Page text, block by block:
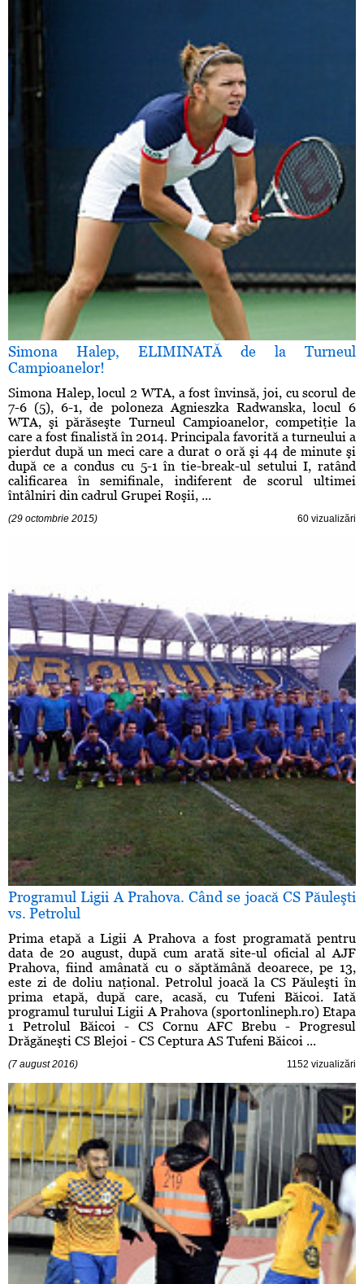
Simona Halep, ELIMINATĂ de la Turneul
Campioanelor!
Simona Halep, locul 2 WTA, a fost învinsă, joi, cu scorul de
7-6 (5), 6-1, de poloneza Agnieszka Radwanska, locul 6
WTA, şi părăseşte Turneul Campioanelor, competiţie la
care a fost finalistă în 2014. Principala favorită a turneului a
pierdut după un meci care a durat o oră şi 44 de minute şi
după ce a condus cu 5-1 în tie-break-ul setului I, ratând
calificarea în semifinale, indiferent de scorul ultimei
întâlniri din cadrul Grupei Roşii, ...
(29 octombrie 2015) 60 vizualizări
Programul Ligii A Prahova. Când se joacă CS Păuleşti
vs. Petrolul
Prima etapă a Ligii A Prahova a fost programată pentru
data de 20 august, după cum arată site-ul oficial al AJF
Prahova, fiind amânată cu o săptămână deoarece, pe 13,
este zi de doliu naţional. Petrolul joacă la CS Păuleşti în
prima etapă, după care, acasă, cu Tufeni Băicoi. Iată
programul turului Ligii A Prahova (sportonlineph.ro) Etapa
1 Petrolul Băicoi - CS Cornu AFC Brebu - Progresul
Drăgăneşti CS Blejoi - CS Ceptura AS Tufeni Băicoi ...
(7 august 2016) 1152 vizualizări